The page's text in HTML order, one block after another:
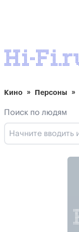
Кино Персоны
Поиск по людям